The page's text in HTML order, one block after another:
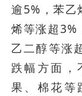
逾5%，苯乙
烯等涨超3%
乙二醇等涨
跌幅方面，
果、棉花等